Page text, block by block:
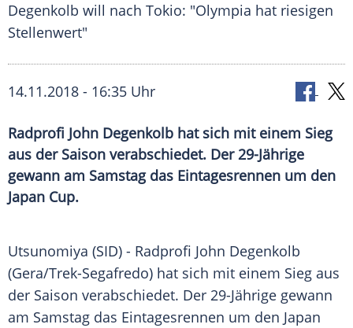
Degenkolb will nach Tokio: "Olympia hat riesigen
Stellenwert"
14.11.2018 - 16:35 Uhr
Radprofi John Degenkolb hat sich mit einem Sieg
aus der Saison verabschiedet. Der 29-Jährige
gewann am Samstag das Eintagesrennen um den
Japan Cup.
Utsunomiya (SID) - Radprofi John Degenkolb
(Gera/Trek-Segafredo) hat sich mit einem Sieg aus
der Saison verabschiedet. Der 29-Jährige gewann
am Samstag das Eintagesrennen um den Japan